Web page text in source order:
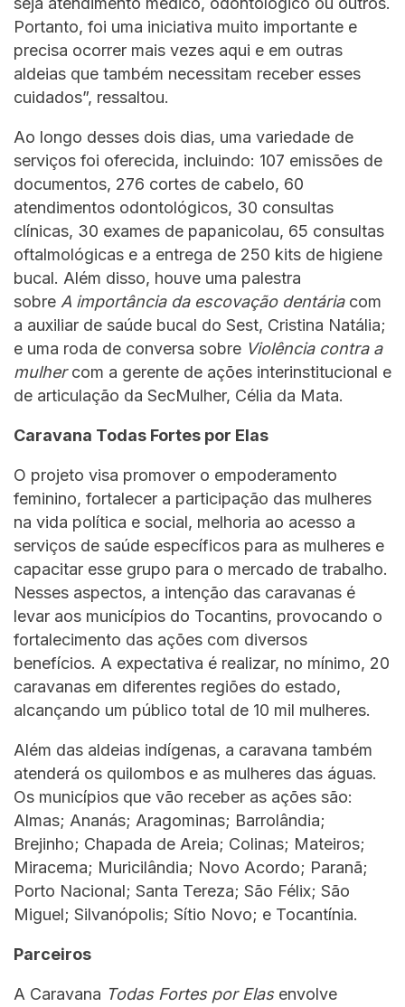
Portanto, foi uma iniciativa muito importante e
precisa ocorrer mais vezes aqui e em outras
aldeias que também necessitam receber esses
cuidados”, ressaltou.
Ao longo desses dois dias, uma variedade de
serviços foi oferecida, incluindo: 107 emissões de
documentos, 276 cortes de cabelo, 60
atendimentos odontológicos, 30 consultas
clínicas, 30 exames de papanicolau, 65 consultas
oftalmológicas e a entrega de 250 kits de higiene
bucal. Além disso, houve uma palestra
sobre A importância da escovação dentáriacom
a auxiliar de saúde bucal do Sest, Cristina Natália;
e uma roda de conversa sobre Violência contra a
mulhercom a gerente de ações interinstitucional e
de articulação da SecMulher, Célia da Mata.
Caravana Todas Fortes por Elas
O projeto visa promover o empoderamento
feminino, fortalecer a participação das mulheres
na vida política e social, melhoria ao acesso a
serviços de saúde específicos para as mulheres e
capacitar esse grupo para o mercado de trabalho.
Nesses aspectos, a intenção das caravanas é
levar aos municípios do Tocantins, provocando o
fortalecimento das ações com diversos
benefícios. A expectativa é realizar, no mínimo, 20
caravanas em diferentes regiões do estado,
alcançando um público total de 10 mil mulheres.
Além das aldeias indígenas, a caravana também
atenderá os quilombos e as mulheres das águas.
Os municípios que vão receber as ações são:
Almas; Ananás; Aragominas; Barrolândia;
Brejinho; Chapada de Areia; Colinas; Mateiros;
Miracema; Muricilândia; Novo Acordo; Paranã;
Porto Nacional; Santa Tereza; São Félix; São
Miguel; Silvanópolis; Sítio Novo; e Tocantínia.
Parceiros
A Caravana Todas Fortes por Elasenvolve